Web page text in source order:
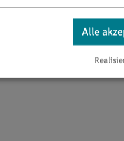
Dirsch
Alle